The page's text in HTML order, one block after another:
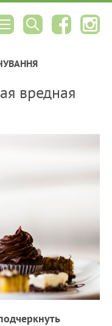
вредная